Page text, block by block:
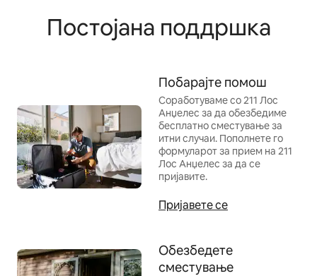
Постојана поддршка
Побарајте помош
Соработуваме со 211 Лос
Анџелес за да обезбедиме
бесплатно сместување за
итни случаи. Пополнете го
формуларот за прием на 211
Лос Анџелес за да се
пријавите.
Пријавете се
Обезбедете
сместување